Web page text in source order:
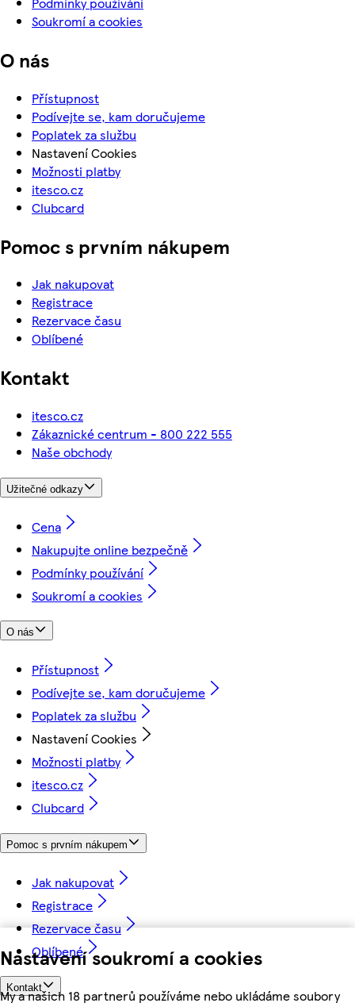
Nastavení soukromí a cookies
My a našich 18 partnerů používáme nebo ukládáme soubory
Soukromí a cookies
O nás
Přístupnost
Podívejte se, kam doručujeme
Poplatek za službu
Nastavení Cookies
Možnosti platby
itesco.cz
Clubcard
Pomoc s prvním nákupem
Jak nakupovat
Registrace
Rezervace času
Oblíbené
Kontakt
itesco.cz
Zákaznické centrum - 800 222 555
Naše obchody
Užitečné odkazy
Cena
Nakupujte online bezpečně
Podmínky používání
Soukromí a cookies
O nás
Přístupnost
Podívejte se, kam doručujeme
Poplatek za službu
Nastavení Cookies
Možnosti platby
itesco.cz
Clubcard
Pomoc s prvním nákupem
Jak nakupovat
Registrace
Rezervace času
Oblíbené
Kontakt